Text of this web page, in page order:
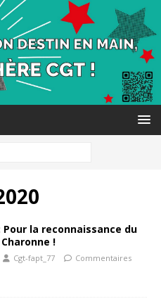
Pour la reconnaissance du
!
Cgt-fapt_77
Commentaires